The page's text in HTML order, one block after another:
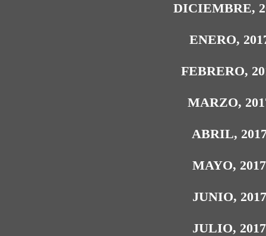
DICIEMBRE,
ENERO,
FEBRERO,
MARZO,
ABRIL,
MAYO, 2017
JUNIO, 2017
JULIO, 2017